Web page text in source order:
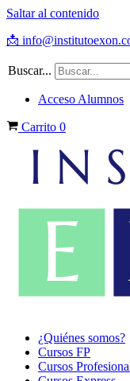
Saltar al contenido
📩
Buscar...
Acceso Alumnos
Carrito 0
¿Quiénes somos?
Cursos FP
Cursos